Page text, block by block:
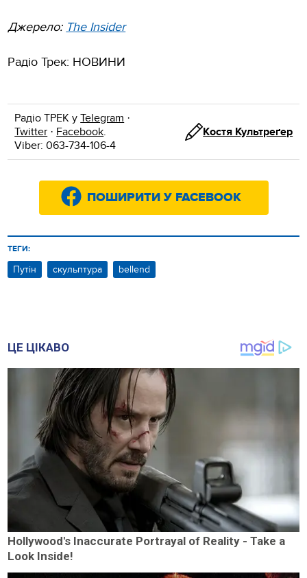
Джерело: The Insider
Радіо Трек: НОВИНИ
Радіо ТРЕК уTelegram ·
Twitter · Facebook.
Viber: 063-734-106-4
Костя Культреґер
ПОШИРИТИ У FACEBOOK
ТЕГИ:
Путін скульптура bellend
ЦЕ ЦІКАВО
Hollywood's Inaccurate Portrayal of Reality - Take a
Look Inside!